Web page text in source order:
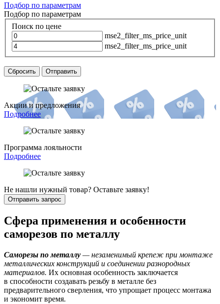
Подбор по параметрам
Подбор по параметрам
Поиск по цене
mse2_filter_ms_price_unit
mse2_filter_ms_price_unit
Сбросить Отправить
Акции и предложения
Подробнее
Программа лояльности
Подробнее
Не нашли нужный товар? Оставьте заявку!
Отправить запрос
Сфера применения и особенности
саморезов по металлу
Саморезы по металлу — незаменимый крепеж при монтаже
металлических конструкций и соединении разнородных
материалов. Их основная особенность заключается
в способности создавать резьбу в металле без
предварительного сверления, что упрощает процесс монтажа
и экономит время.